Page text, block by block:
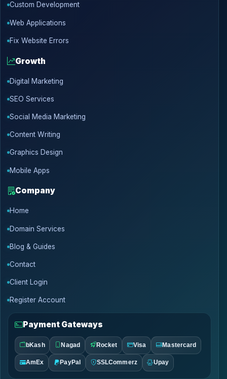
Custom Development
Web Applications
Fix Website Errors
Growth
Digital Marketing
SEO Services
Social Media Marketing
Content Writing
Graphics Design
Mobile Apps
Company
Home
Domain Services
Blog & Guides
Contact
Client Login
Register Account
Payment Gateways
bKash Nagad Rocket Visa Mastercard
AmEx PayPal SSLCommerz Upay